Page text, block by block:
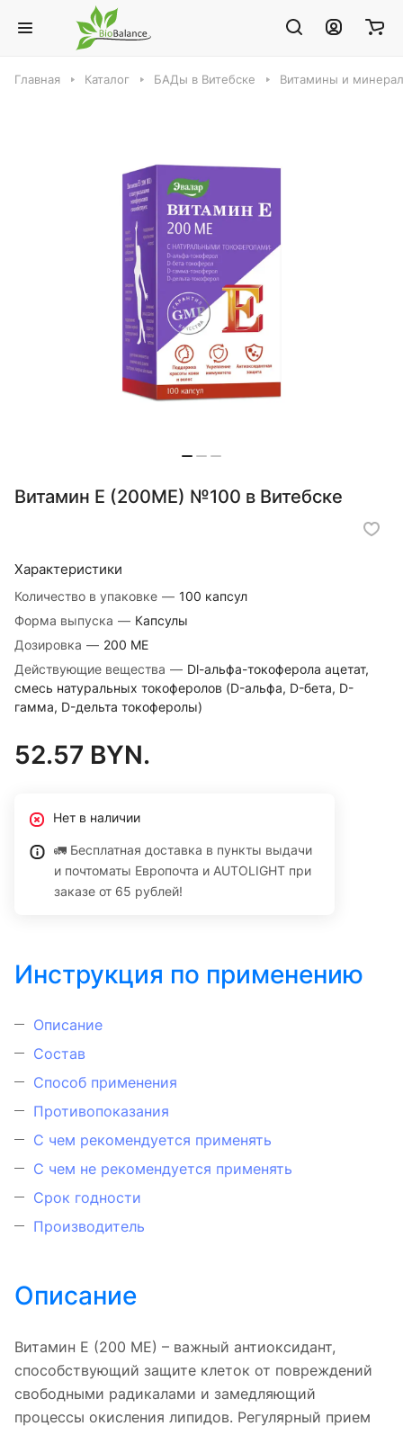
Главная Каталог БАДы в Витебске Витамины и
Витамин Е (200МЕ) №100 в Витебске
Характеристики
Количество в упаковке — 100 капсул
Форма выпуска — Капсулы
Дозировка — 200 МЕ
Действующие вещества — Dl-альфа-токоферола ацетат,
смесь натуральных токоферолов (D-альфа, D-бета, D-
гамма, D-дельта токоферолы)
52.57 BYN.
Нет в наличии
🚛 Бесплатная доставка в пункты выдачи
и почтоматы Европочта и AUTOLIGHT при
заказе от 65 рублей!
Инструкция по применению
Описание
Состав
Способ применения
Противопоказания
С чем рекомендуется применять
С чем не рекомендуется применять
Срок годности
Производитель
Описание
Витамин Е (200 МЕ) – важный антиоксидант,
способствующий защите клеток от повреждений
свободными радикалами и замедляющий
процессы окисления липидов. Регулярный прием